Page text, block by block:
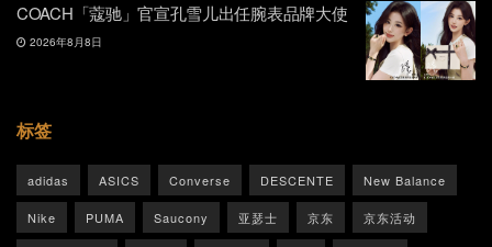
COACH「蔻驰」官宣孔雪儿出任腕表品牌大使
2026年8月8日
标签
adidas ASICS Converse DESCENTE New Balance
Nike PUMA Saucony 亚瑟士 京东 京东活动